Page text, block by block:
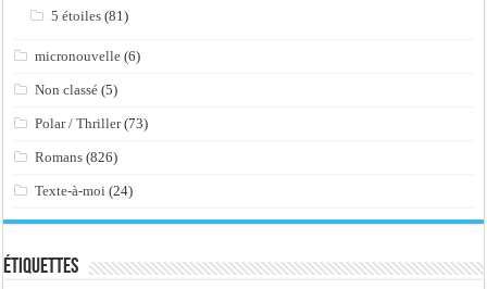
5 étoiles (81)
micronouvelle (6)
Non classé (5)
Polar / Thriller(73)
Romans (826)
Texte-à-moi (24)
Étiquettes